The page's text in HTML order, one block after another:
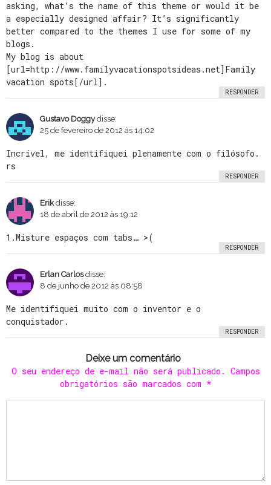
asking, what’s the name of this theme or would it be
a especially designed affair? It’s significantly
better compared to the themes I use for some of my
blogs.
My blog is about
[url=http://www.familyvacationspotsideas.net]Family
vacation spots[/url].
RESPONDER
Gustavo Doggy disse:
25 de fevereiro de 2012 às 14:02
Incrível, me identifiquei plenamente com o filósofo.
rs
RESPONDER
Erik disse:
18 de abril de 2012 às 19:12
1.Misture espaços com tabs… >(
RESPONDER
Erlan Carlos disse:
8 de junho de 2012 às 08:58
Me identifiquei muito com o inventor e o
conquistador.
RESPONDER
Deixe um comentário
O seu endereço de e-mail não será publicado. Campos
obrigatórios são marcados com *